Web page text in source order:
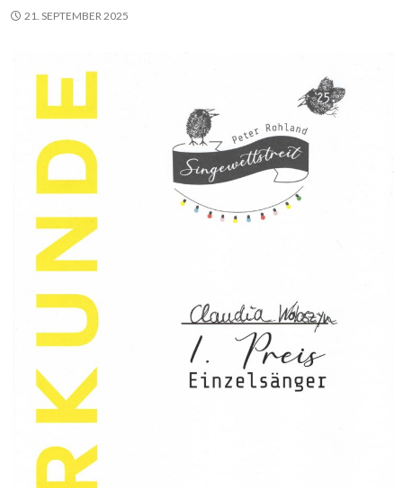
21. SEPTEMBER 2025